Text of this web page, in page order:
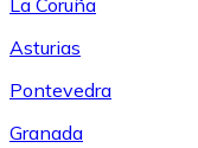
Asturias
Pontevedra
Granada